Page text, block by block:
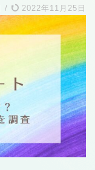
/ 2022年11月25日